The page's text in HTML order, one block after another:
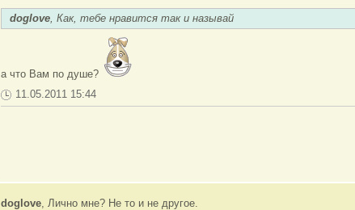
doglove, Как, тебе нравится так и называй
а что Вам по душе?
11.05.2011 15:44
doglove, Лично мне? Не то и не другое.